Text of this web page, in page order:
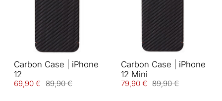
Carbon Case | iPhone
12
69,90 € 89,90 €
Carbon Case | iPhone
12 Mini
79,90 € 89,90 €